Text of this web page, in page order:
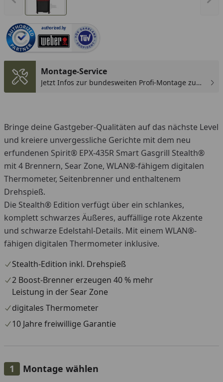
authorized.by
Montage-Service
Jetzt Infos zur bundesweiten Profi-Montage zum
Bringe deine Gastgeber-Qualitäten auf das nächste Level
und kreiere unvergessliche Gerichte mit dem neu
erfundenen Spirit® EPX-435R Smart Gasgrill Stealth®
mit 4 Brennern, Sear Zone, WLAN®-fähigem digitalen
Thermometer, Seitenbrenner und enthaltenem
Drehspieß.
Die Stealth® Edition verfügt über ein schlankes,
komplett schwarzes Äußeres, auffällige rote Akzente
und schwarze Edelstahl-Details. Mit einem WLAN®-
fähigen digitalen Thermometer inklusive.
Stealth-Edition inkl. Drehspieß
2 Boost-Brenner erzeugen 40 % mehr
Leistung in der Sear Zone
digitales Thermometer
10 Jahre freiwillige Garantie
Montage wählen